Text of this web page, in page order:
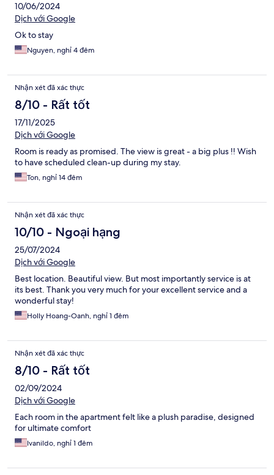
10/06/2024
Dịch với Google
Ok to stay
Nguyen, nghỉ 4 đêm
Nhận xét đã xác thực
8/10 - Rất tốt
17/11/2025
Dịch với Google
Room is ready as promised. The view is great - a big plus !! Wish
to have scheduled clean-up during my stay.
Ton, nghỉ 14 đêm
Nhận xét đã xác thực
10/10 - Ngoại hạng
25/07/2024
Dịch với Google
Best location. Beautiful view. But most importantly service is at
its best. Thank you very much for your excellent service and a
wonderful stay!
Holly Hoang-Oanh, nghỉ 1 đêm
Nhận xét đã xác thực
8/10 - Rất tốt
02/09/2024
Dịch với Google
Each room in the apartment felt like a plush paradise, designed
for ultimate comfort
Ivanildo, nghỉ 1 đêm